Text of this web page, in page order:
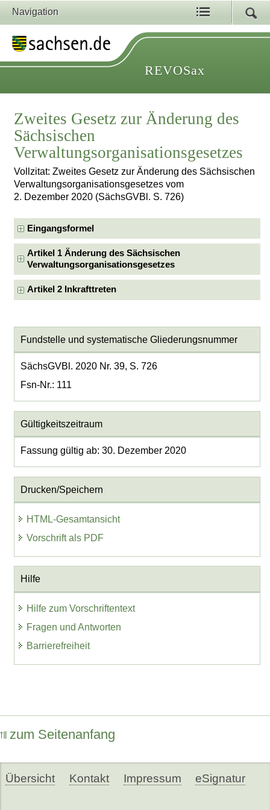
Navigation
REVOSax
Zweites Gesetz zur Änderung des
Sächsischen
Verwaltungsorganisationsgesetzes
Vollzitat: Zweites Gesetz zur Änderung des Sächsischen
Verwaltungsorganisationsgesetzes vom
2. Dezember 2020 (SächsGVBl. S. 726)
Eingangsformel
Artikel 1 Änderung des Sächsischen
Verwaltungsorganisationsgesetzes
Artikel 2 Inkrafttreten
Fundstelle und systematische Gliederungsnummer
SächsGVBl. 2020 Nr. 39, S. 726
Fsn-Nr.: 111
Gültigkeitszeitraum
Fassung gültig ab: 30. Dezember 2020
Drucken/Speichern
HTML-Gesamtansicht
Vorschrift als PDF
Hilfe
Hilfe zum Vorschriftentext
Fragen und Antworten
Barrierefreiheit
zum Seitenanfang
Übersicht Kontakt Impressum eSignatur